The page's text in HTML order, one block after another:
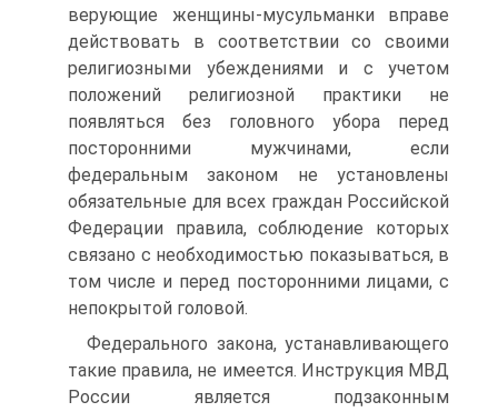
верующие женщины-мусульманки вправе
действовать в соответствии со своими
религиозными убеждениями и с учетом
положений религиозной практики не
появляться без головного убора перед
посторонними мужчинами, если
федеральным законом не установлены
обязательные для всех граждан Российской
Федерации правила, соблюдение которых
связано с необходимостью показываться, в
том числе и перед посторонними лицами, с
непокрытой головой.
Федерального закона, устанавливающего
такие правила, не имеется. Инструкция МВД
России является подзаконным